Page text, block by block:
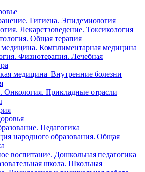
Гигиена. Эпидемиология
Лекарствоведение. Токсикология
Общая терапия
Комплиментарная медицина
Физиотерапия. Лечебная
медицина. Внутренние болезни
Онкология. Прикладные отрасли
Педагогика
народного образования. Общая
воспитание. Дошкольная педагогика
школа. Школьная